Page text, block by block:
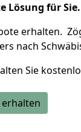
Lösung für Sie.
erhalten.
nach
Sie